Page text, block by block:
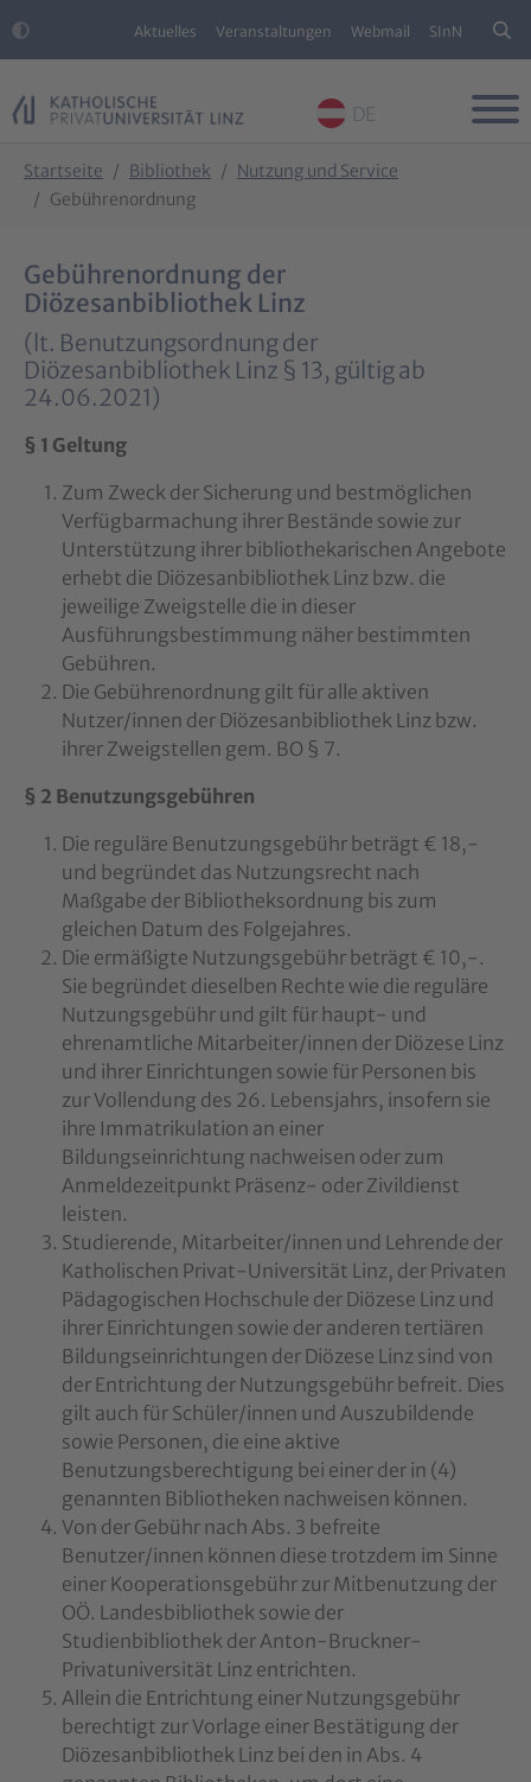
Aktuelles Veranstaltungen Webmail SInN
DE
Startseite Bibliothek
Nutzung und Service
Gebührenordnung
Gebührenordnung der
Diözesanbibliothek Linz
(lt. Benutzungsordnung der
Diözesanbibliothek Linz § 13, gültig ab
24.06.2021)
§ 1 Geltung
Zum Zweck der Sicherung und bestmöglichen
Verfügbarmachung ihrer Bestände sowie zur
Unterstützung ihrer bibliothekarischen Angebote
erhebt die Diözesanbibliothek Linz bzw. die
jeweilige Zweigstelle die in dieser
Ausführungsbestimmung näher bestimmten
Gebühren.
Die Gebührenordnung gilt für alle aktiven
Nutzer/innen der Diözesanbibliothek Linz bzw.
ihrer Zweigstellen gem. BO § 7.
§ 2 Benutzungsgebühren
Die reguläre Benutzungsgebühr beträgt € 18,-
und begründet das Nutzungsrecht nach
Maßgabe der Bibliotheksordnung bis zum
gleichen Datum des Folgejahres.
Die ermäßigte Nutzungsgebühr beträgt € 10,-.
Sie begründet dieselben Rechte wie die reguläre
Nutzungsgebühr und gilt für haupt- und
ehrenamtliche Mitarbeiter/innen der Diözese Linz
und ihrer Einrichtungen sowie für Personen bis
zur Vollendung des 26. Lebensjahrs, insofern sie
ihre Immatrikulation an einer
Bildungseinrichtung nachweisen oder zum
Anmeldezeitpunkt Präsenz- oder Zivildienst
leisten.
Studierende, Mitarbeiter/innen und Lehrende der
Katholischen Privat-Universität Linz, der Privaten
Pädagogischen Hochschule der Diözese Linz und
ihrer Einrichtungen sowie der anderen tertiären
Bildungseinrichtungen der Diözese Linz sind von
der Entrichtung der Nutzungsgebühr befreit. Dies
gilt auch für Schüler/innen und Auszubildende
sowie Personen, die eine aktive
Benutzungsberechtigung bei einer der in (4)
genannten Bibliotheken nachweisen können.
Von der Gebühr nach Abs. 3 befreite
Benutzer/innen können diese trotzdem im Sinne
einer Kooperationsgebühr zur Mitbenutzung der
OÖ. Landesbibliothek sowie der
Studienbibliothek der Anton-Bruckner-
Privatuniversität Linz entrichten.
Allein die Entrichtung einer Nutzungsgebühr
berechtigt zur Vorlage einer Bestätigung der
Diözesanbibliothek Linz bei den in Abs. 4